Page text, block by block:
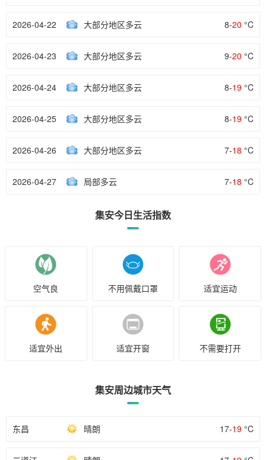
2026-04-22 大部分地区多云 8-20 °C
2026-04-23 大部分地区多云 9-20 °C
2026-04-24 大部分地区多云 8-19 °C
2026-04-25 大部分地区多云 8-19 °C
2026-04-26 大部分地区多云 7-18 °C
2026-04-27 局部多云 7-18 °C
集安今日生活指数
空气良 不用佩戴口罩 适宜运动
适宜外出 适宜开窗 不需要打开
集安周边城市天气
东昌 晴朗 17-19 °C